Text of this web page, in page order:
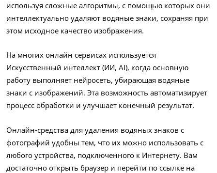
используя сложные алгоритмы, с помощью которых они
интеллектуально удаляют водяные знаки, сохраняя при
этом исходное качество изображения.
На многих онлайн сервисах используется
Искусственный интеллект (ИИ, AI), когда основную
работу выполняет нейросеть, убирающая водяные
знаки с изображений. Эта возможность автоматизирует
процесс обработки и улучшает конечный результат.
Онлайн-средства для удаления водяных знаков с
фотографий удобны тем, что их можно использовать с
любого устройства, подключенного к Интернету. Вам
достаточно открыть браузер и перейти по ссылке на